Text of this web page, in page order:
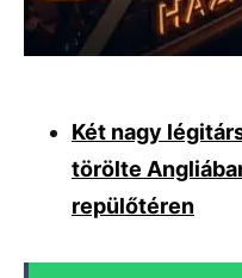
Két nagy
törölte
repülőtéren